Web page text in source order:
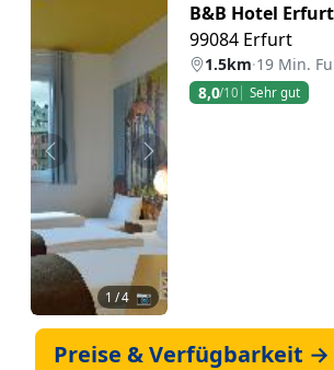
Zurück Weiter
1 / 4 📷
B&B Hotel Erfurt
99084 Erfurt
1.5km·19 Min.
8,0/10 Sehr gut
Preise & Verfügbarkeit →